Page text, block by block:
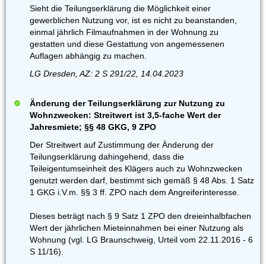
Sieht die Teilungserklärung die Möglichkeit einer
gewerblichen Nutzung vor, ist es nicht zu beanstanden,
einmal jährlich Filmaufnahmen in der Wohnung zu
gestatten und diese Gestattung von angemessenen
Auflagen abhängig zu machen.
LG Dresden, AZ: 2 S 291/22, 14.04.2023
Änderung der Teilungserklärung zur Nutzung zu
Wohnzwecken: Streitwert ist 3,5-fache Wert der
Jahresmiete; §§ 48 GKG, 9 ZPO
Der Streitwert auf Zustimmung der Änderung der
Teilungserklärung dahingehend, dass die
Teileigentumseinheit des Klägers auch zu Wohnzwecken
genutzt werden darf, bestimmt sich gemäß § 48 Abs. 1 Satz
1 GKG i.V.m. §§ 3 ff. ZPO nach dem Angreiferinteresse.
Dieses beträgt nach § 9 Satz 1 ZPO den dreieinhalbfachen
Wert der jährlichen Mieteinnahmen bei einer Nutzung als
Wohnung (vgl. LG Braunschweig, Urteil vom 22.11.2016 - 6
S 11/16).